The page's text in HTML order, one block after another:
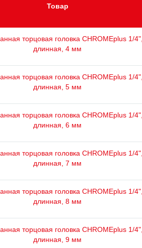
Товар
торцовая головка CHROMEplus 1/4",
длинная, 4 мм
торцовая головка CHROMEplus 1/4",
длинная, 5 мм
торцовая головка CHROMEplus 1/4",
длинная, 6 мм
торцовая головка CHROMEplus 1/4",
длинная, 7 мм
торцовая головка CHROMEplus 1/4",
длинная, 8 мм
торцовая головка CHROMEplus 1/4",
длинная, 9 мм